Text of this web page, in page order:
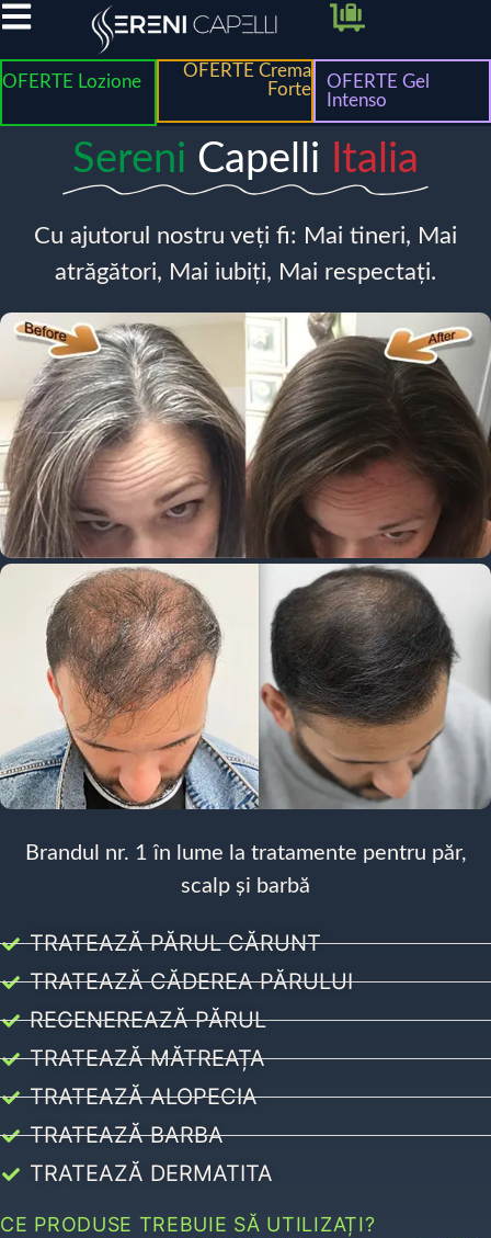
OFERTE Lozione
OFERTE Crema
Forte
OFERTE Gel
Intenso
Sereni Capelli Italia
Cu ajutorul nostru veți fi: Mai tineri, Mai
atrăgători, Mai iubiți, Mai respectați.
Brandul nr. 1 în lume la tratamente pentru păr,
scalp și barbă
TRATEAZĂ PĂRUL CĂRUNT
TRATEAZĂ CĂDEREA PĂRULUI
REGENEREAZĂ PĂRUL
TRATEAZĂ MĂTREAȚA
TRATEAZĂ ALOPECIA
TRATEAZĂ BARBA
TRATEAZĂ DERMATITA
CE PRODUSE TREBUIE SĂ UTILIZAȚI?